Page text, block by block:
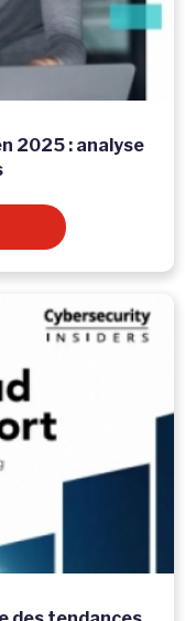
2025 : analyse